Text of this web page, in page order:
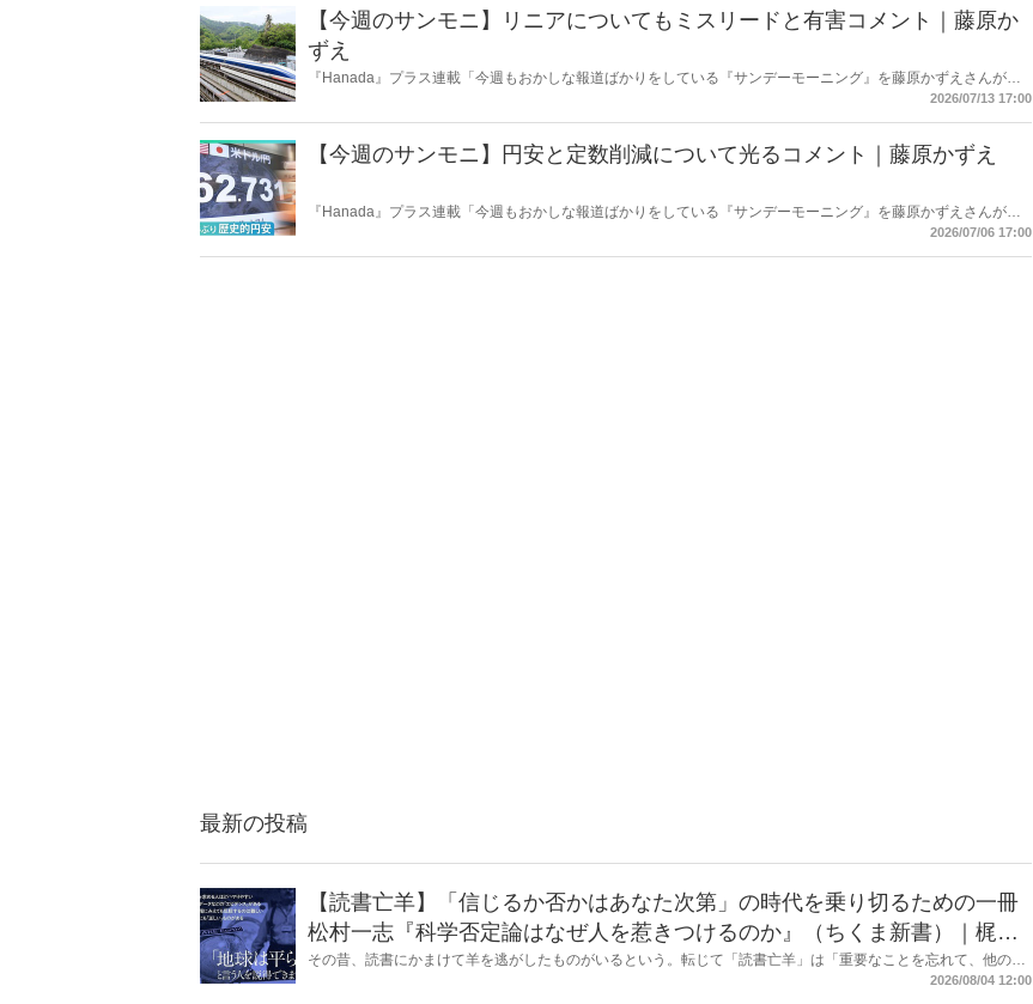
【今週のサンモニ】リニアについてもミスリードと有害コメント｜藤原か
ずえ
『Hanada』プラス連載「今週もおかしな報道ばかりをしている『サンデーモーニング』を藤原かずえさんがデ
2026/07/13 17:00
【今週のサンモニ】円安と定数削減について光るコメント｜藤原かずえ
『Hanada』プラス連載「今週もおかしな報道ばかりをしている『サンデーモーニング』を藤原かずえさんがデ
2026/07/06 17:00
最新の投稿
【読書亡羊】「信じるか否かはあなた次第」の時代を乗り切るための一冊
松村一志『科学否定論はなぜ人を惹きつけるのか』（ちくま新書）｜梶原
麻衣子
その昔、読書にかまけて羊を逃がしたものがいるという。転じて「読書亡羊」は「重要なことを忘れて、他のこ
とに夢中になること」を指す四字熟語になった。だが時に仕事を放り出してでも、読むべき本がある。元月刊
2026/08/04 12:00